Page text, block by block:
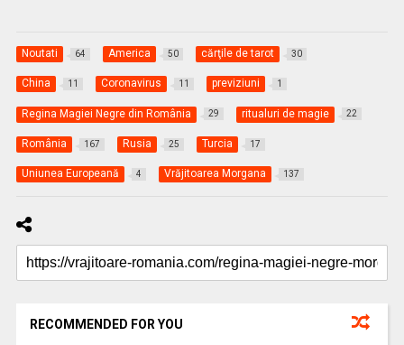
Noutati 64 America 50 cărţile de tarot 30
China 11 Coronavirus 11 previziuni 1
Regina Magiei Negre din România 29 ritualuri de magie 22
România 167 Rusia 25 Turcia 17
Uniunea Europeană 4 Vrăjitoarea Morgana 137
RECOMMENDED FOR YOU